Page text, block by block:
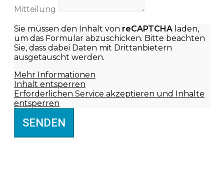
Mitteilung
Sie müssen den Inhalt von reCAPTCHA laden,
um das Formular abzuschicken. Bitte beachten
Sie, dass dabei Daten mit Drittanbietern
ausgetauscht werden.
Mehr Informationen
Inhalt entsperren
Erforderlichen Service akzeptieren und Inhalte
entsperren
SENDEN